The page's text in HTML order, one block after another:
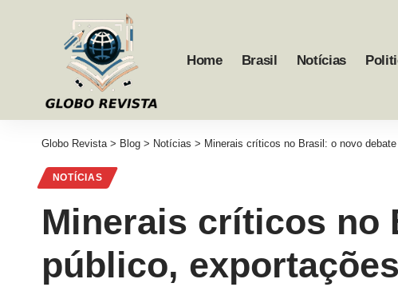
Home Brasil Notícias
Globo Revista> Blog > Notícias > Minerais críticos no Brasil: o novo
NOTÍCIAS
Minerais críticos no
público,